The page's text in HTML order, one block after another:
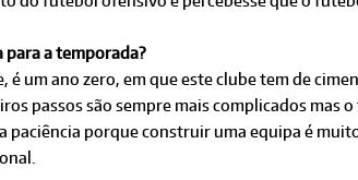
para a temporada?
um ano zero, em que este clube tem de
passos são sempre mais complicados mas
paciência porque construir uma equipa é